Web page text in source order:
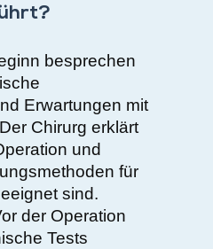
besprechen
Erwartungen mit
Chirurg erklärt
und
für
sind.
der Operation
Tests